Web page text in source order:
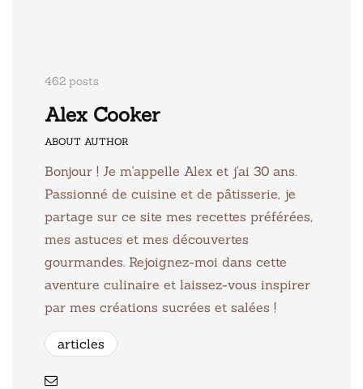
462 posts
Alex Cooker
ABOUT AUTHOR
Bonjour ! Je m'appelle Alex et j'ai 30 ans.
Passionné de cuisine et de pâtisserie, je
partage sur ce site mes recettes préférées,
mes astuces et mes découvertes
gourmandes. Rejoignez-moi dans cette
aventure culinaire et laissez-vous inspirer
par mes créations sucrées et salées !
articles